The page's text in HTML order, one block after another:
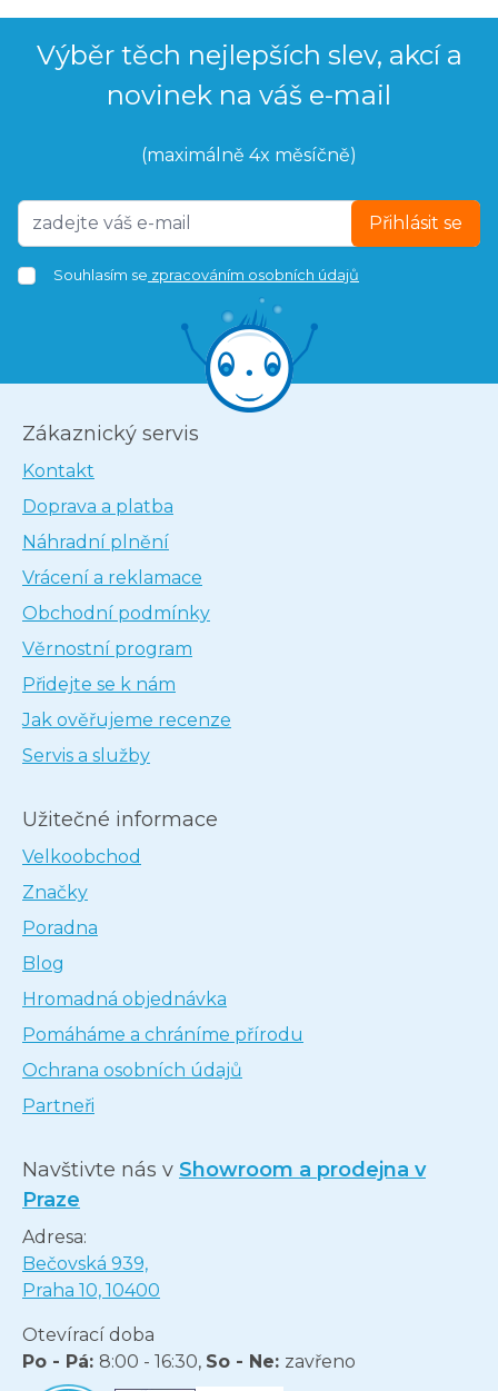
Výběr těch nejlepších slev, akcí a
novinek na váš e-mail
(maximálně 4x měsíčně)
Přihlásit se
Souhlasím se zpracováním osobních údajů
Zákaznický servis
Kontakt
Doprava a platba
Náhradní plnění
Vrácení a reklamace
Obchodní podmínky
Věrnostní program
Přidejte se k nám
Jak ověřujeme recenze
Servis a služby
Užitečné informace
Velkoobchod
Značky
Poradna
Blog
Hromadná objednávka
Pomáháme a chráníme přírodu
Ochrana osobních údajů
Partneři
Navštivte nás v Showroom a prodejna v
Praze
Adresa:
Bečovská 939,
Praha 10, 10400
Otevírací doba
Po - Pá: 8:00 - 16:30, So - Ne: zavřeno